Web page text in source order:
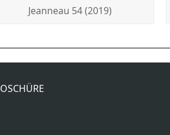
Jeanneau 54 (2019)